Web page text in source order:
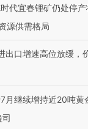
代宜春锂矿仍处停产
源供需格局
出口增速高位放缓，
月继续增持近20吨黄